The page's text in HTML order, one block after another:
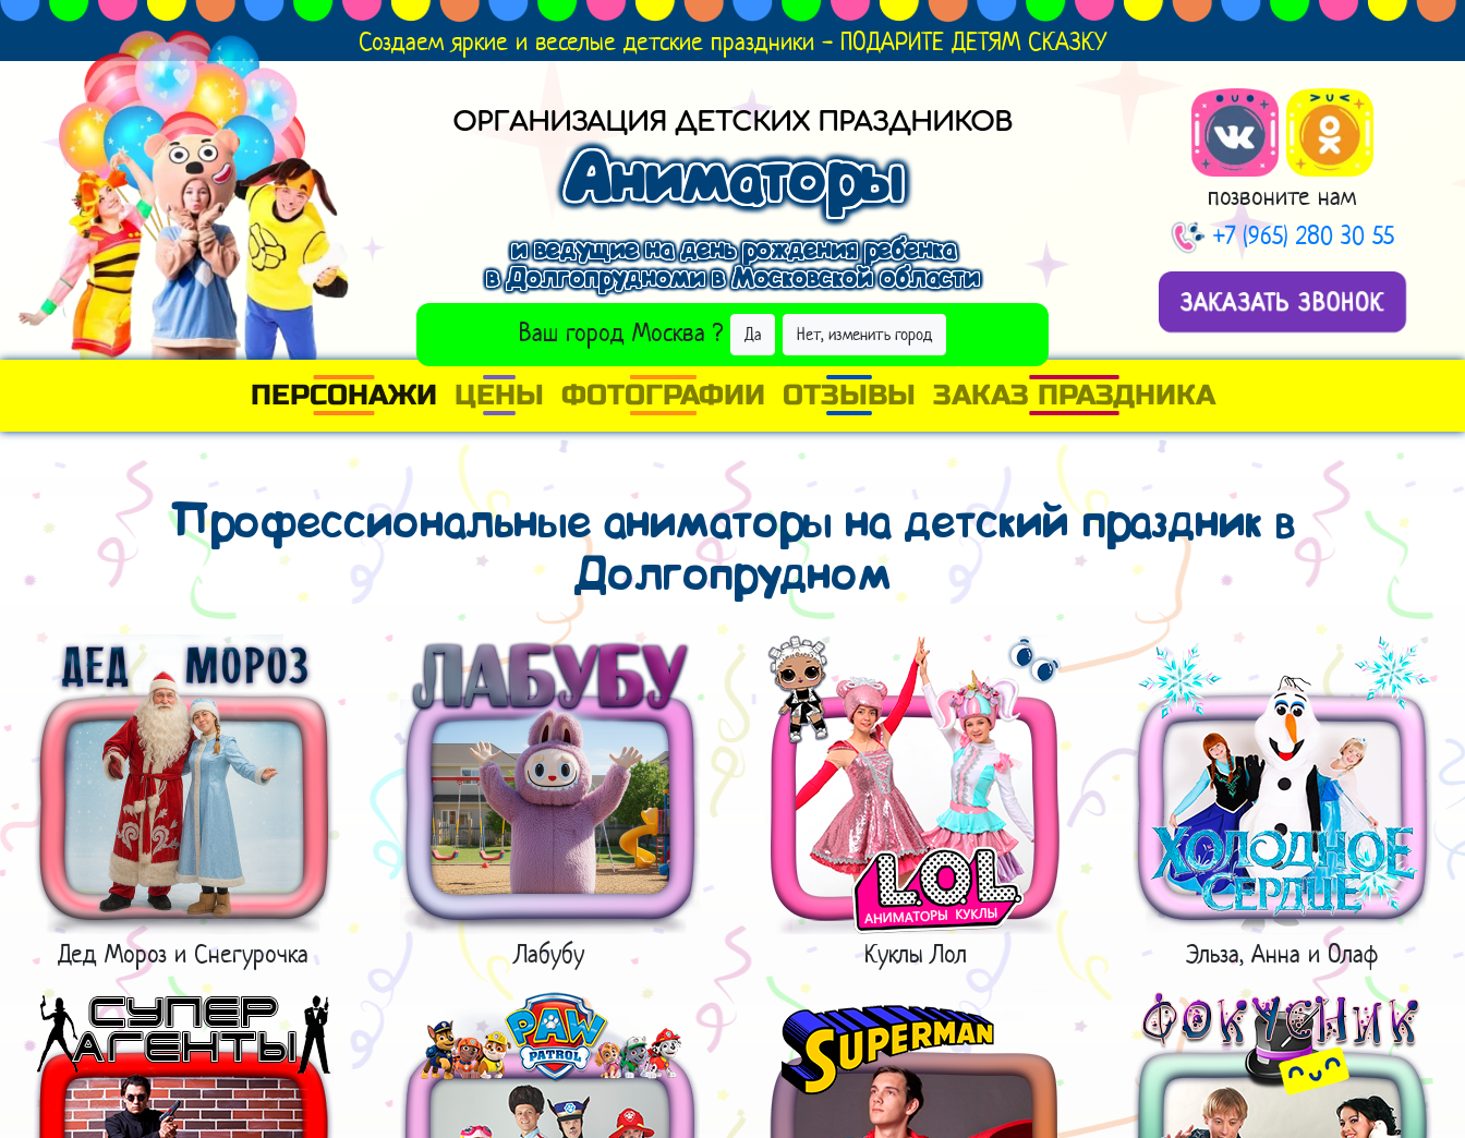
Создаем яркие и веселые детские праздники - ПОДАРИТЕ ДЕТЯМ СКАЗКУ
ОРГАНИЗАЦИЯ ДЕТСКИХ ПРАЗДНИКОВ
Аниматоры
и ведущие на день рождения ребенка
в Долгопрудноми в Московской области
Ваш город Москва ? Да Нет, изменить город
ВЫБРАТЬ ДРУГОЙ ГОРОД
позвоните нам
+7 (965) 280 30 55
ЗАКАЗАТЬ ЗВОНОК
ПЕРСОНАЖИ ЦЕНЫ ФОТОГРАФИИ ОТЗЫВЫ ЗАКАЗ ПРАЗДНИКА
Профессиональные аниматоры на детский праздник в
Долгопрудном
Дед Мороз и Снегурочка Лабубу Куклы Лол Эльза, Анна и Олаф